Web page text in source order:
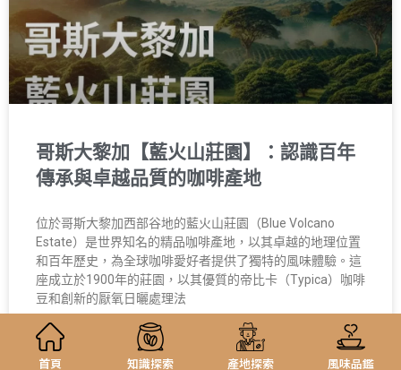
哥斯大黎加【藍火山莊園】：認識百年
傳承與卓越品質的咖啡產地
位於哥斯大黎加西部谷地的藍火山莊園（Blue Volcano
Estate）是世界知名的精品咖啡產地，以其卓越的地理位置
和百年歷史，為全球咖啡愛好者提供了獨特的風味體驗。這
座成立於1900年的莊園，以其優質的帝比卡（Typica）咖啡
豆和創新的厭氧日曬處理法
11 11 月, 2024
首頁 知識探索 產地探索 風味品鑑